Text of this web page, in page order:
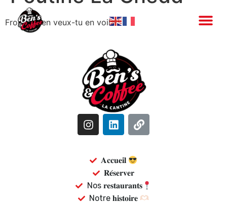
Fromage en veux-tu en voilà !
𝐀𝐜𝐜𝐮𝐞𝐢𝐥
𝐑𝐞́𝐬𝐞𝐫𝐯𝐞𝐫
Nos 𝐫𝐞𝐬𝐭𝐚𝐮𝐫𝐚𝐧𝐭𝐬
Notre 𝐡𝐢𝐬𝐭𝐨𝐢𝐫𝐞